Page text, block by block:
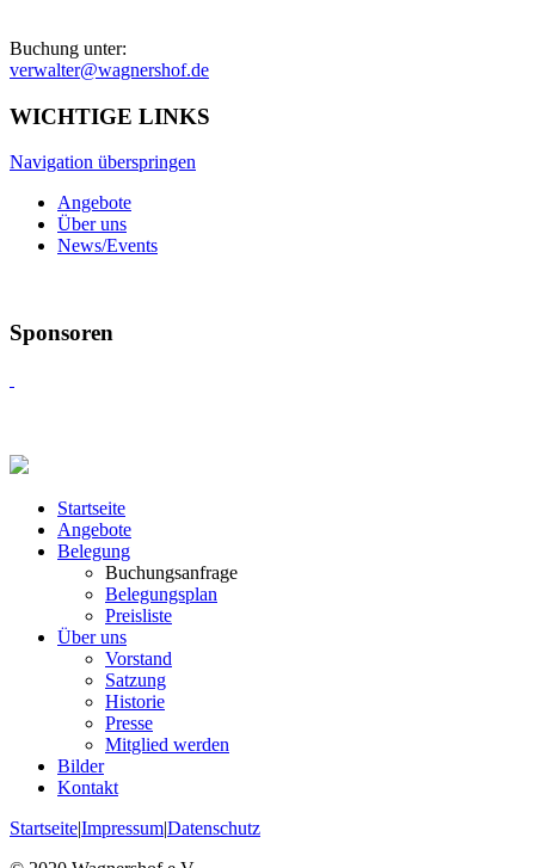
Buchung unter:
verwalter@wagnershof.de
WICHTIGE LINKS
Navigation überspringen
Angebote
Über uns
News/Events
Sponsoren
Startseite
Angebote
Belegung
Buchungsanfrage
Belegungsplan
Preisliste
Über uns
Vorstand
Satzung
Historie
Presse
Mitglied werden
Bilder
Kontakt
Startseite|Impressum|Datenschutz